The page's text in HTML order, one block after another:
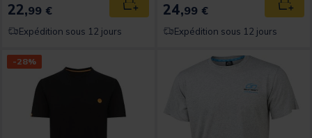
22,99 € Ajouter au panier
Expédition sous 12 jours
24,99 €
Expédition sous 12 jours
-28%